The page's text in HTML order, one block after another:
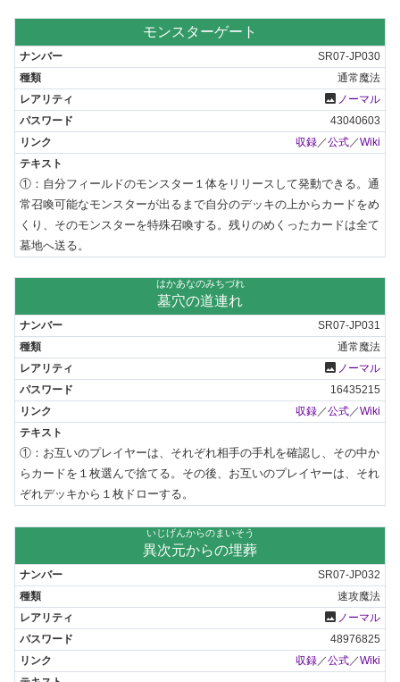
モンスターゲート
SR07-JP030
通常魔法
photo ノーマル
43040603
収録／公式／Wiki
①：自分フィールドのモンスター１体をリリースして発動できる。通
常召喚可能なモンスターが出るまで自分のデッキの上からカードをめ
くり、そのモンスターを特殊召喚する。残りのめくったカードは全て
墓地へ送る。
はかあなのみちづれ
墓穴の道連れ
SR07-JP031
通常魔法
photo ノーマル
16435215
収録／公式／Wiki
①：お互いのプレイヤーは、それぞれ相手の手札を確認し、その中か
らカードを１枚選んで捨てる。その後、お互いのプレイヤーは、それ
ぞれデッキから１枚ドローする。
いじげんからのまいそう
異次元からの埋葬
SR07-JP032
速攻魔法
photo ノーマル
48976825
収録／公式／Wiki